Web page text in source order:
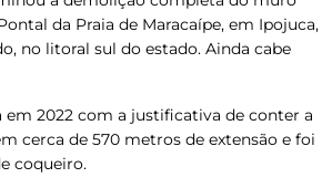
da Praia de Maracaípe, em Ipojuca,
no litoral sul do estado. Ainda cabe
em 2022 com a justificativa de conter a
cerca de 570 metros de extensão e foi
coqueiro.